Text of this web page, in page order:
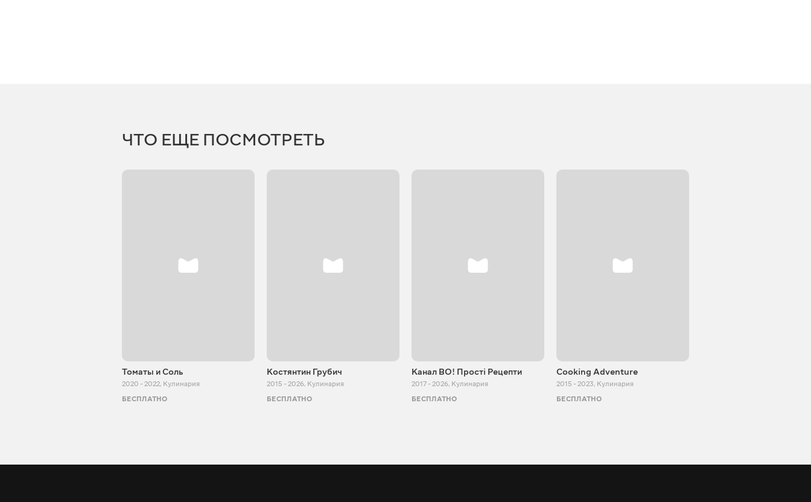
ЧТО ЕЩЕ ПОСМОТРЕТЬ
Томаты и Соль
2020 - 2022, Кулинария
БЕСПЛАТНО
Костянтин Грубич
2015 - 2026, Кулинария
БЕСПЛАТНО
Канал ВО! Прості Рецепти
2017 - 2026, Кулинария
БЕСПЛАТНО
Cooking Adventure
2015 - 2023, Кулинария
БЕСПЛАТНО